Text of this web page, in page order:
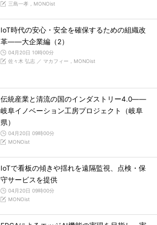
三島一孝，MONOist
IoT時代の安心・安全を確保するための組織改
革――大企業編（2）
04月20日 10時00分
佐々木 弘志 ／ マカフィー，MONOist
伝統産業と清流の国のインダストリー4.0――
岐阜イノベーション工房プロジェクト（岐阜
県）
04月20日 09時00分
MONOist
IoTで看板の傾きや揺れを遠隔監視、点検・保
守サービスを提供
04月20日 09時00分
MONOist